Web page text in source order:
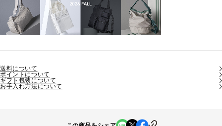
送料について
ポイントについて
ギフト包装について
お手入れ方法について